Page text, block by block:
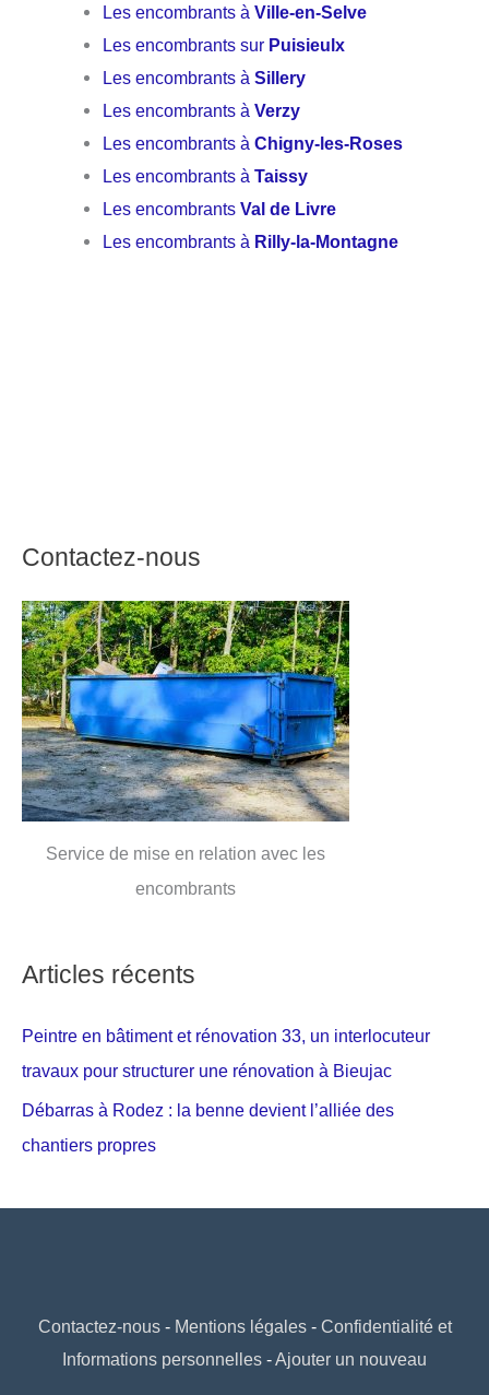
Les encombrants àVille-en-Selve
Les encombrants sur Puisieulx
Les encombrants àSillery
Les encombrants àVerzy
Les encombrants àChigny-les-Roses
Les encombrants àTaissy
Les encombrantsVal de Livre
Les encombrants à Rilly-la-Montagne
Contactez-nous
Service de mise en relation avec les
encombrants
Articles récents
Peintre en bâtiment et rénovation 33, un interlocuteur
travaux pour structurer une rénovation à Bieujac
Débarras à Rodez : la benne devient l’alliée des
chantiers propres
Contactez-nous- Mentions légales- Confidentialité et
Informations personnelles - Ajouter un nouveau